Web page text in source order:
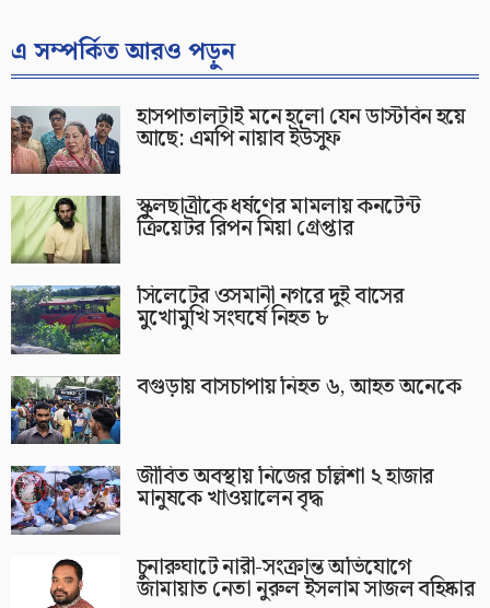
এ সম্পর্কিত আরও পড়ুন
হাসপাতালটাই মনে হলো যেন ডাস্টবিন হয়ে
আছে: এমপি নায়াব ইউসুফ
স্কুলছাত্রীকে ধর্ষণের মামলায় কনটেন্ট
ক্রিয়েটর রিপন মিয়া গ্রেপ্তার
সিলেটের ওসমানী নগরে দুই বাসের
মুখোমুখি সংঘর্ষে নিহত ৮
বগুড়ায় বাসচাপায় নিহত ৬, আহত অনেকে
জীবিত অবস্থায় নিজের চল্লিশা ২ হাজার
মানুষকে খাওয়ালেন বৃদ্ধ
চুনারুঘাটে নারী-সংক্রান্ত অভিযোগে
জামায়াত নেতা নুরুল ইসলাম সাজল বহিষ্কার